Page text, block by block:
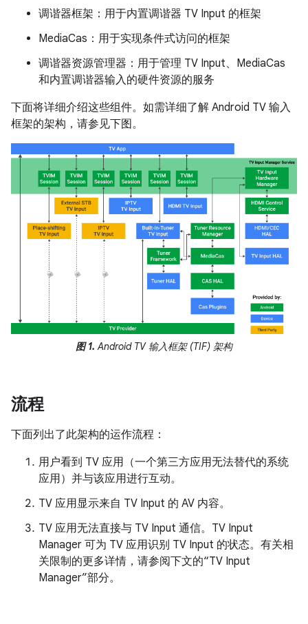
调谐器框架：用于内置调谐器 TV Input 的框架
MediaCas：用于实现条件式访问的框架
调谐器资源管理器：用于管理 TV Input、MediaCas
和内置调谐器输入的硬件资源的服务
下面将详细介绍这些组件。如需详细了解 Android TV 输入
框架的架构，请参见下图。
图 1. Android TV 输入框架 (TIF) 架构
流程
下面列出了此架构的运作流程：
用户看到 TV 应用（一个第三方应用无法替代的系统
应用）并与该应用进行互动。
TV 应用显示来自 TV Input 的 AV 内容。
TV 应用无法直接与 TV Input 通信。TV Input
Manager 可为 TV 应用识别 TV Input 的状态。有关相
关限制的更多详情，请参阅下文的“TV Input
Manager”部分。